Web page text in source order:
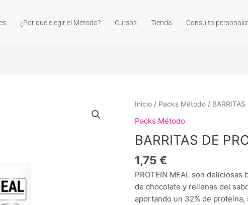
¿Por qué elegir el Método? Cursos Tienda Consulta
Inicio / Packs Método /
Packs Método
BARRITAS DE
1,75€
PROTEIN MEAL son
de chocolate y rellenas del
aportando un 32% de
BARRITAS
-
cantidad